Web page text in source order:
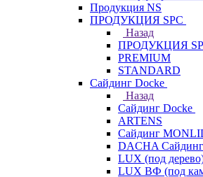
Продукция NS
ПРОДУКЦИЯ SPC
Назад
ПРОДУКЦИЯ
PREMIUM
STANDARD
Сайдинг Docke
Назад
Сайдинг Docke
ARTENS
Cайдинг
DACHA
LUX (под
LUX ВФ (под